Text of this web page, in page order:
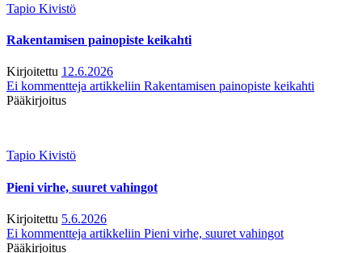
Tapio Kivistö
Rakentamisen painopiste keikahti
Kirjoitettu 12.6.2026
Ei kommentteja artikkeliin Rakentamisen painopiste keikahti
Pääkirjoitus
Tapio Kivistö
Pieni virhe, suuret vahingot
Kirjoitettu 5.6.2026
Ei kommentteja artikkeliin Pieni virhe, suuret vahingot
Pääkirjoitus